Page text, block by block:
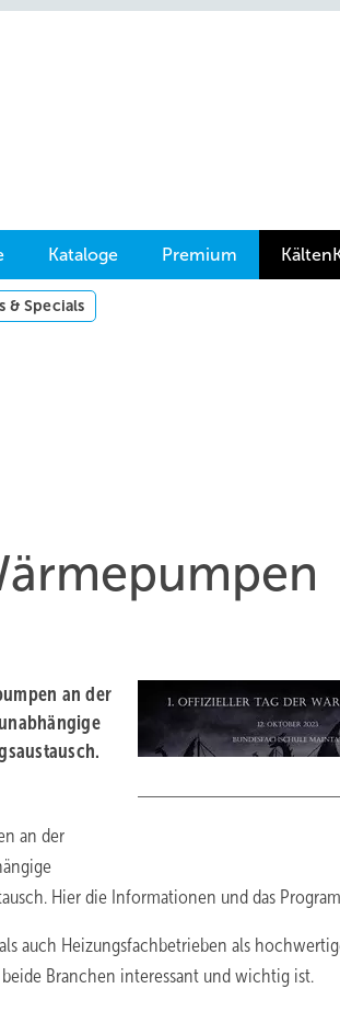
Kataloge Premium
& Specials
an der
an der
Hier die Informationen und das
auch Heizungsfachbetrieben als
Branchen interessant und wichtig ist.